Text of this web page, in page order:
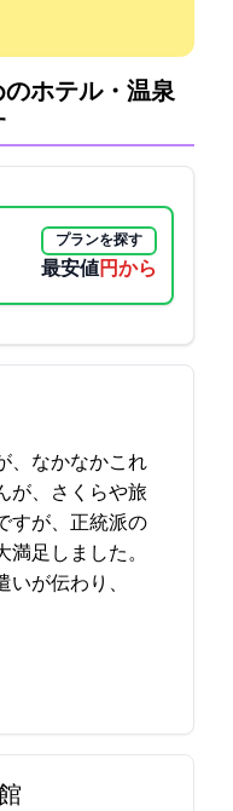
ホテル・温泉
プランを探す
最安値12100円から
、なかなかこれ
が、さくらや旅
すが、正統派の
足しました。
いが伝わり、